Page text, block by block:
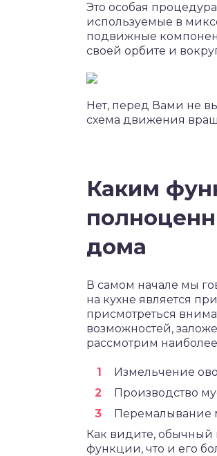
Это особая
используемые в
подвижные
своей орбите и
Нет, перед Вами не
схема движения
Каким
дома
В самом начале мы
на кухне является
присмотреться
возможностей,
рассмотрим
Измельчение
Производство
Перемалывание
Как видите, обычный
функции, что и его